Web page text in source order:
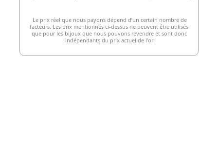
Le prix réel que nous payons dépend d’un certain nombre de
facteurs. Les prix mentionnés ci-dessus ne peuvent être utilisés
que pour les bijoux que nous pouvons revendre et sont donc
indépendants du prix actuel de l’or